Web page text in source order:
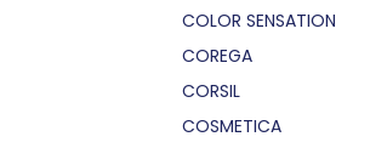
COLOR SENSATION
COREGA
CORSIL
COSMETICA